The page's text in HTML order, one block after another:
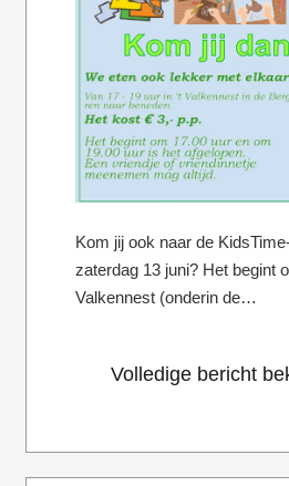
Kom jij ook naar de
zaterdag 13 juni? Het begint
Valkennest (onderin de…
Volledige bericht